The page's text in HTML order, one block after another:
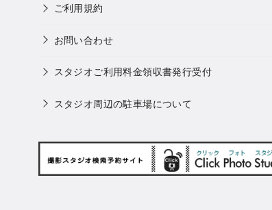
ご利用規約
お問い合わせ
スタジオご利用料金領収書発行受付
スタジオ周辺の駐車場について